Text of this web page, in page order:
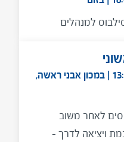
למנהלים
יום ד | 14.10.2026 | 09:30 - 13:00 | במכון אבני ראשה,
לאחר משוב
ויציאה לדרך –